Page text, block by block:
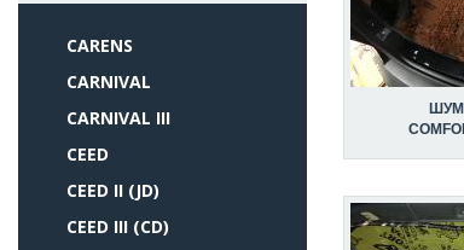
CARENS
CARNIVAL
CARNIVAL III
CEED
CEED II (JD)
CEED III (CD)